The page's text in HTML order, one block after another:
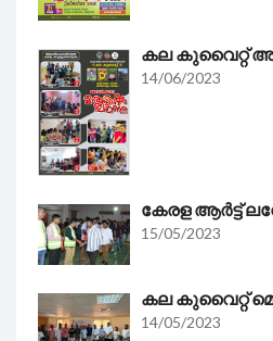
കല കുവൈറ്റ്
14/06/2023
കേരള ആർട്ട്
15/05/2023
കല കുവൈറ്റ്‌
14/05/2023